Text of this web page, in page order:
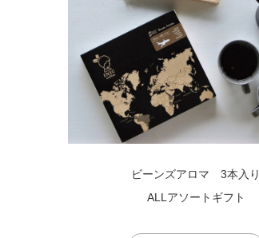
ビーンズアロマ 3本入り
ALLアソートギフト